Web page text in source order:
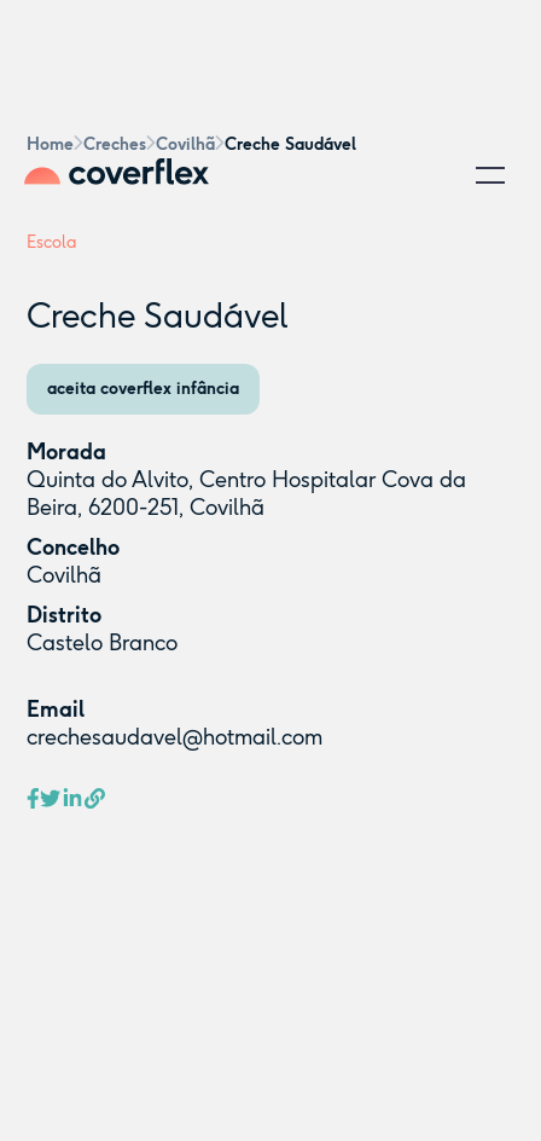
Home Creches Covilhã Creche Saudável
Escola
Creche Saudável
aceita coverflex infância
Morada
Quinta do Alvito, Centro Hospitalar Cova da
Beira, 6200-251, Covilhã
Concelho
Covilhã
Distrito
Castelo Branco
Email
crechesaudavel@hotmail.com